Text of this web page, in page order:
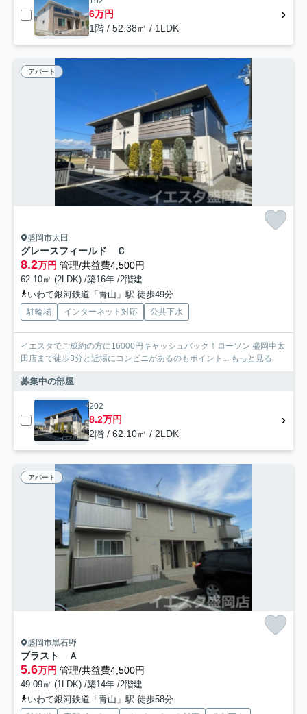
6万円
1階 / 52.38㎡ / 1LDK
アパート
盛岡市太田
グレースフィールド Ｃ
8.2万円 管理/共益費4,500円
62.10㎡ (2LDK) /築16年 /2階建
いわて銀河鉄道「青山」駅 徒歩49分
駐輪場 インターネット対応 公共下水
イエスタでご成約の方に16000円キャッシュバック！ローソン 盛岡中太
田店まで徒歩3分と近場にコンビニがあるのもポイント...
もっと見る
募集中の部屋
202
8.2万円
2階 / 62.10㎡ / 2LDK
アパート
盛岡市黒石野
ブラスト Ａ
5.6万円 管理/共益費4,500円
49.09㎡ (1LDK) /築14年 /2階建
いわて銀河鉄道「青山」駅 徒歩58分